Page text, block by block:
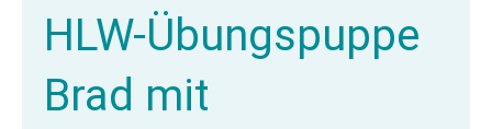
HLW-Übungspuppe
Brad mit